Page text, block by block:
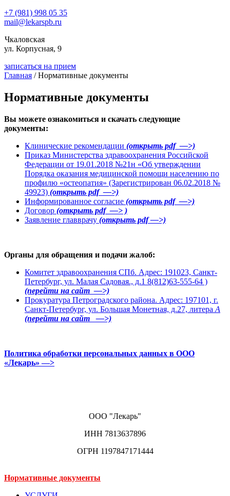
+7 (981) 998 05 35
mail@lekarspb.ru
Чкаловская
ул. Корпусная, 9
записаться на прием
Главная / Нормативные документы
Нормативные документы
Вы можете ознакомиться и скачать следующие
документы:
Клинические рекомендации (открыть pdf —>)
Приказ Министерства здравоохранения Российской
Федерации от 19.01.2018 №21н «Об утверждении
Порядка оказания медицинской помощи населению по
профилю «остеопатия» (Зарегистрирован 06.02.2018 №
49923) (открыть pdf —>)
Информированное согласие (открыть pdf —>)
Договор (открыть pdf —> )
Заявление главврачу (открыть pdf —>)
Органы для обращения и подачи жалоб:
Комитет здравоохранения СПб. Адрес: 191023, Санкт-
Петербург, ул. Малая Садовая., д.1 8(812)63-555-64 )
(перейти на сайт —>)
Прокуратура Петроградского района. Адрес: 197101, г.
Санкт-Петербург, ул. Большая Монетная, д.27, литера А
(перейти на сайт —>)
Политика обработки персональных данных в ООО
«Лекарь» —>
ООО "Лекарь"
ИНН 7813637896
ОГРН 1197847171444
Нормативные документы